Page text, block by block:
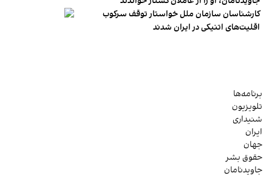
کارشناسان سازمان ملل خواستار توقف سرکوب
اقلیت‌های اتنیکی در ایران شدند
برنامه‌ها
تلویزیون
شنیداری
ایران
جهان
حقوق بشر
جاویدنامان